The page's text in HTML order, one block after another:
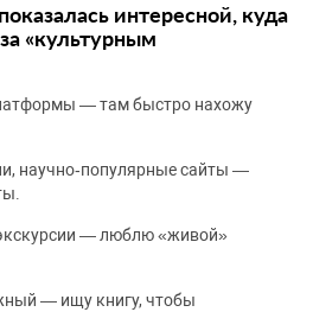
интересной, куда
«культурным
— там быстро нахожу
научно‑популярные сайты —
— люблю «живой»
— ищу книгу, чтобы